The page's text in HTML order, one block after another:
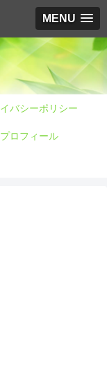
MENU
バシーポリシー
プロフィール